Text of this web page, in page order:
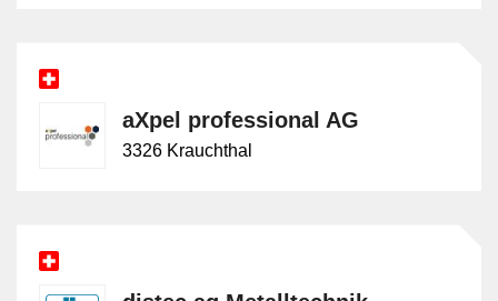
aXpel professional AG
3326 Krauchthal